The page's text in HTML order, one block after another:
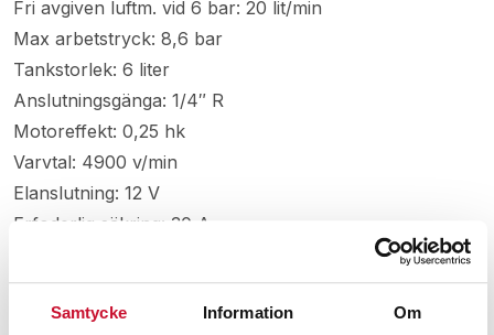
Samtycke Information Om
Fri avgiven luftm. vid 6 bar: 20 lit/min
Max arbetstryck: 8,6 bar
Tankstorlek: 6 liter
Anslutningsgänga: 1/4″ R
Motoreffekt: 0,25 hk
Varvtal: 4900 v/min
Elanslutning: 12 V
Erfoderlig säkring: 30 A
Mått LxBxH: 400x180x371 mm
Vikt: 7,6 kg